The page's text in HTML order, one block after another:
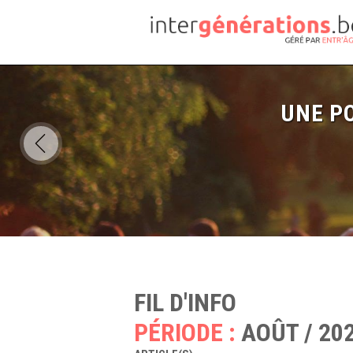
UNE
FIL D'INFO
PÉRIODE : AOÛT /